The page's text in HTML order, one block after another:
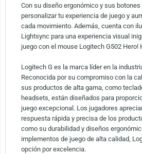
Con su diseño ergonómico y sus
personalizar tu experiencia de juego y
cada movimiento. Además, cuenta con
Lightsync para una experiencia visual
juego con el mouse Logitech G502 Hero!
Logitech G es la marca líder en la
Reconocida por su compromiso con la
sus productos de alta gama, como
headsets, están diseñados para
juego excepcional. Los jugadores
respuesta rápida y precisa de los
como su durabilidad y diseños
implementos de juego de alta calidad,
opción por excelencia.